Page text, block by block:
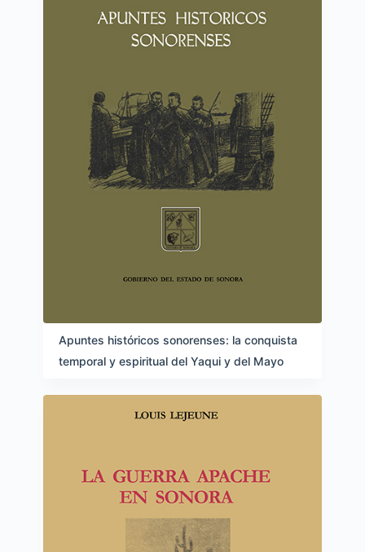
Apuntes históricos sonorenses: la conquista
temporal y espiritual del Yaqui y del Mayo